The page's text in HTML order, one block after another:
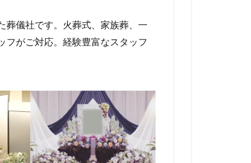
葬儀社です。火葬式、家族葬、一
フがご対応。経験豊富なスタッフ